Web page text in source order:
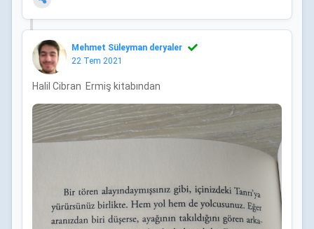
Mehmet Süleyman deryaler
22 Tem 2021
Halil Cibran Ermiş kitabından